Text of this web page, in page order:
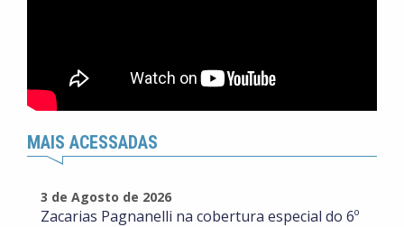
MAIS ACESSADAS
3 de Agosto de 2026
Zacarias Pagnanelli na cobertura especial do 6º